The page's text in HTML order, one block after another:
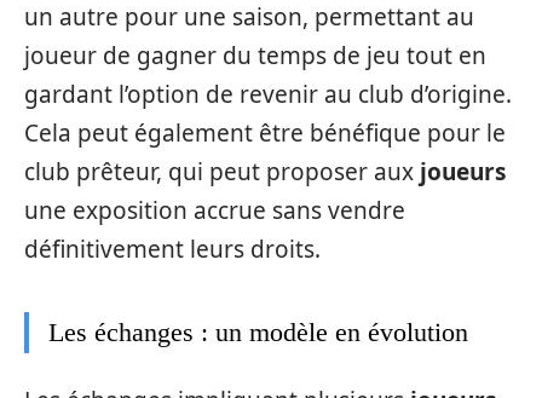
un autre pour une saison, permettant au
joueur de gagner du temps de jeu tout en
gardant l’option de revenir au club d’origine.
Cela peut également être bénéfique pour le
club prêteur, qui peut proposer aux joueurs
une exposition accrue sans vendre
définitivement leurs droits.
Les échanges : un modèle en évolution